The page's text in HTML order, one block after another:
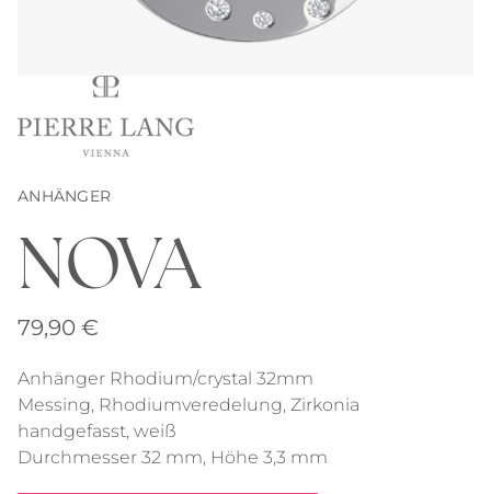
ANHÄNGER
NOVA
79,90 €
Anhänger Rhodium/crystal 32mm
Messing, Rhodiumveredelung, Zirkonia
handgefasst, weiß
Durchmesser 32 mm, Höhe 3,3 mm